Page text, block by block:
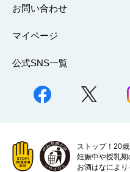
お問い合わせ
マイページ
公式SNS一覧
ストップ！20
妊娠中や授乳期
お酒はなにより